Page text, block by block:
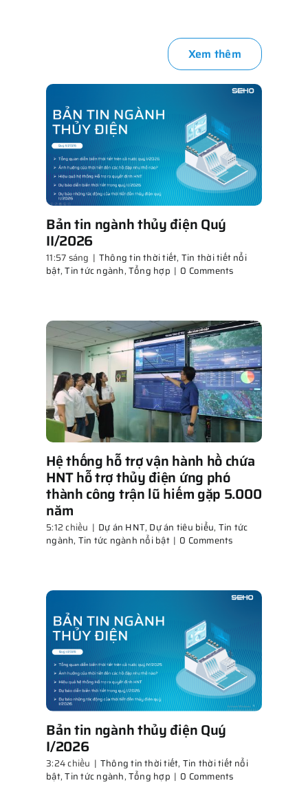
Xem thêm
Bản tin ngành thủy điện Quý
II/2026
11:57 sáng | Thông tin thời tiết, Tin thời tiết nổi
bật,Tin tức ngành,Tổng hợp | 0 Comments
Hệ thống hỗ trợ vận hành hồ chứa
HNT hỗ trợ thủy điện ứng phó
thành công trận lũ hiếm gặp 5.000
năm
5:12 chiều | Dự án HNT, Dự án tiêu biểu, Tin tức
ngành, Tin tức ngành nổi bật | 0 Comments
Bản tin ngành thủy điện Quý
I/2026
3:24 chiều | Thông tin thời tiết, Tin thời tiết nổi
bật,Tin tức ngành,Tổng hợp | 0 Comments